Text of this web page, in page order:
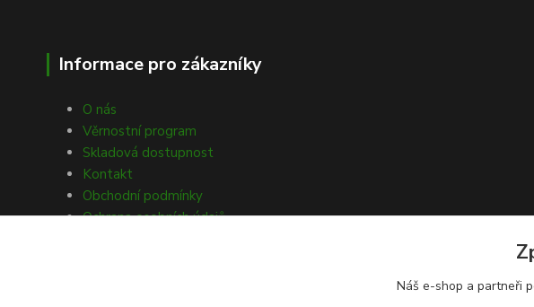
Informace pro zákazníky
O nás
Věrnostní program
Skladová dostupnost
Kontakt
Obchodní podmínky
Ochrana osobních údajů
Náš e-shop a partneři